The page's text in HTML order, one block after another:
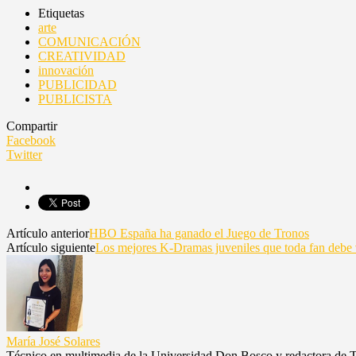
Etiquetas
arte
COMUNICACIÓN
CREATIVIDAD
innovación
PUBLICIDAD
PUBLICISTA
Compartir
Facebook
Twitter
Artículo anteriorHBO España ha ganado el Juego de Tronos
Artículo siguienteLos mejores K-Dramas juveniles que toda fan debe
María José Solares